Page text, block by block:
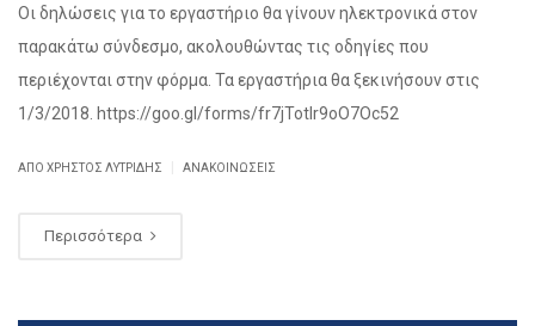
Οι δηλώσεις για το εργαστήριο θα γίνουν ηλεκτρονικά στον
παρακάτω σύνδεσμο, ακολουθώντας τις οδηγίες που
περιέχονται στην φόρμα. Τα εργαστήρια θα ξεκινήσουν στις
1/3/2018. https://goo.gl/forms/fr7jTotlr9oO7Oc52
ΑΠΌ ΧΡΉΣΤΟΣ ΛΥΤΡΊΔΗΣ ΑΝΑΚΟΙΝΏΣΕΙΣ
Περισσότερα